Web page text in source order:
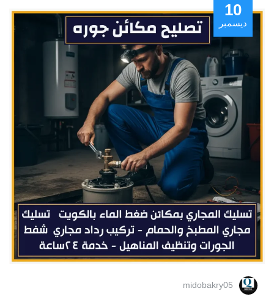
10
ديسمبر
midobakry05